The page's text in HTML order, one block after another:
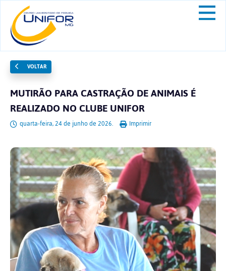
VOLTAR
MUTIRÃO PARA CASTRAÇÃO DE ANIMAIS É
REALIZADO NO CLUBE UNIFOR
quarta-feira, 24 de junho de 2026. Imprimir